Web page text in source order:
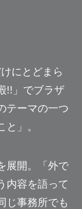
にとどまら
!!」でブラザ
テーマの一つ
と」。
開。
「外で
内容を語って
じ事務所でも